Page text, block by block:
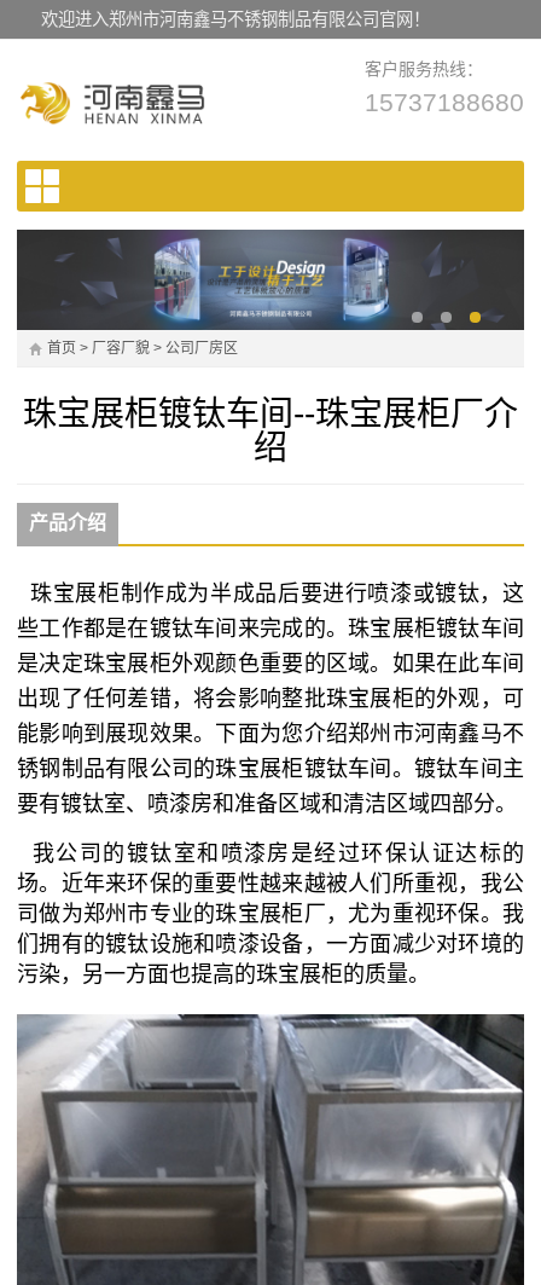
欢迎进入郑州市河南鑫马不锈钢制品有限公司官网！
客户服务热线：
15737188680
首页 > 厂容厂貌 > 公司厂房区
珠宝展柜镀钛车间--珠宝展柜厂介
绍
产品介绍
珠宝展柜制作成为半成品后要进行喷漆或镀钛，这
些工作都是在镀钛车间来完成的。珠宝展柜镀钛车间
是决定珠宝展柜外观颜色重要的区域。如果在此车间
出现了任何差错，将会影响整批珠宝展柜的外观，可
能影响到展现效果。下面为您介绍郑州市河南鑫马不
锈钢制品有限公司的珠宝展柜镀钛车间。镀钛车间主
要有镀钛室、喷漆房和准备区域和清洁区域四部分。
我公司的镀钛室和喷漆房是经过环保认证达标的
场。近年来环保的重要性越来越被人们所重视，我公
司做为郑州市专业的珠宝展柜厂
，尤为重视环保。我
们拥有的镀钛设施和喷漆设备，一方面减少对环境的
污染，另一方面也提高的珠宝展柜的质量。